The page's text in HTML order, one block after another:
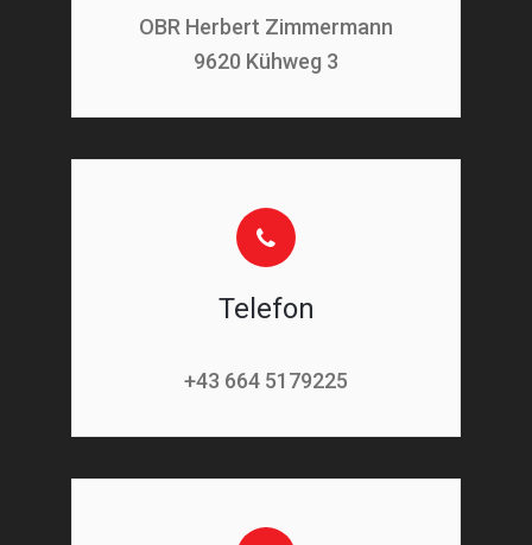
OBR Herbert Zimmermann
9620 Kühweg 3
Telefon
+43 664 5179225